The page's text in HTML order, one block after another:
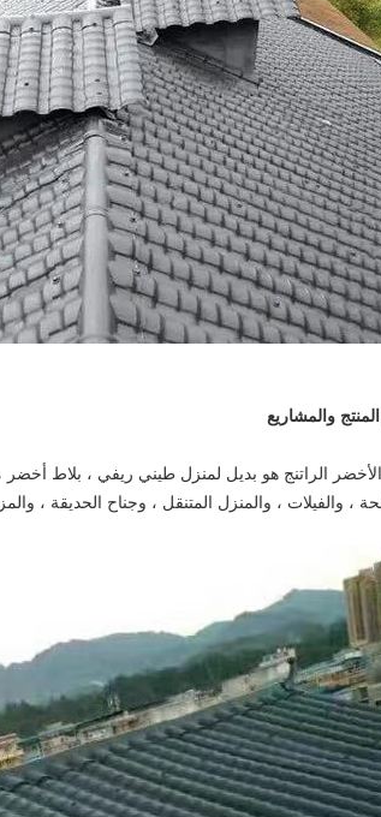
والمشاريع
الأخضر الراتنج هو بديل لمنزل طيني ريفي ، بلاط
، والفيلات ، والمنزل المتنقل ، وجناح الحديقة ،